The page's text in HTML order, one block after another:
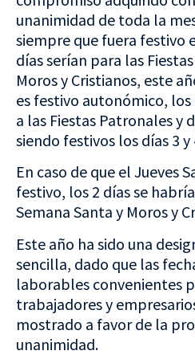
unanimidad de toda la
siempre que fuera festivo
días serían para las
Moros y Cristianos, este
es festivo autonómico,
a las Fiestas Patronales y
siendo festivos los días 3
En caso de que el Jueves
festivo, los 2 días se
Semana Santa y Moros y
Este año ha sido una
sencilla, dado que las
laborables convenientes
trabajadores y
mostrado a favor de la
unanimidad.